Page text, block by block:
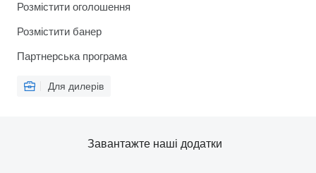
Розмістити оголошення
Розмістити банер
Партнерська програма
Для дилерів
Завантажте наші додатки